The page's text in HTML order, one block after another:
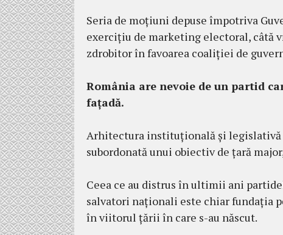
Seria de moțiuni depuse împotriva
exercițiu de marketing electoral, câtă
zdrobitor în favoarea coaliției de
România are nevoie de un partid
fațadă.
Arhitectura instituțională și
subordonată unui obiectiv de țară
Ceea ce au distrus în ultimii ani
salvatori naționali este chiar fundația
în viitorul țării în care s-au născut.